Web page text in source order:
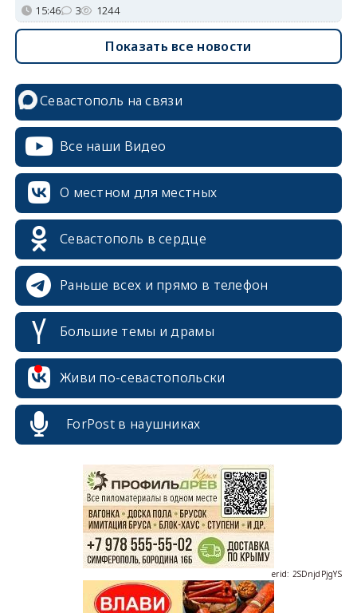
15:46 3 1244
Показать все новости
Севастополь на связи
Все наши Видео
О местном для местных
Севастополь в сердце
Раньше всех и прямо в телефон
Большие темы и драмы
Живи по-севастопольски
ForPost в наушниках
erid: 2SDnjdPjgYS